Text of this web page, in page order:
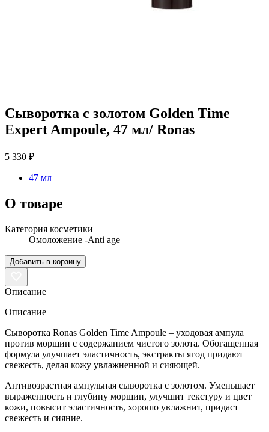
Сыворотка с золотом Golden Time
Expert Ampoule, 47 мл/ Ronas
5 330 ₽
47 мл
О товаре
Категория косметики
Омоложение -Anti age
Добавить в корзину
Описание
Описание
Cыворотка Ronas Golden Time Ampoule – уходовая ампула
против морщин с содержанием чистого золота. Обогащенная
формула улучшает эластичность, экстракты ягод придают
свежесть, делая кожу увлажненной и сияющей.
Антивозрастная ампульная сыворотка с золотом. Уменьшает
выраженность и глубину морщин, улучшит текстуру и цвет
кожи, повысит эластичность, хорошо увлажнит, придаст
свежесть и сияние.